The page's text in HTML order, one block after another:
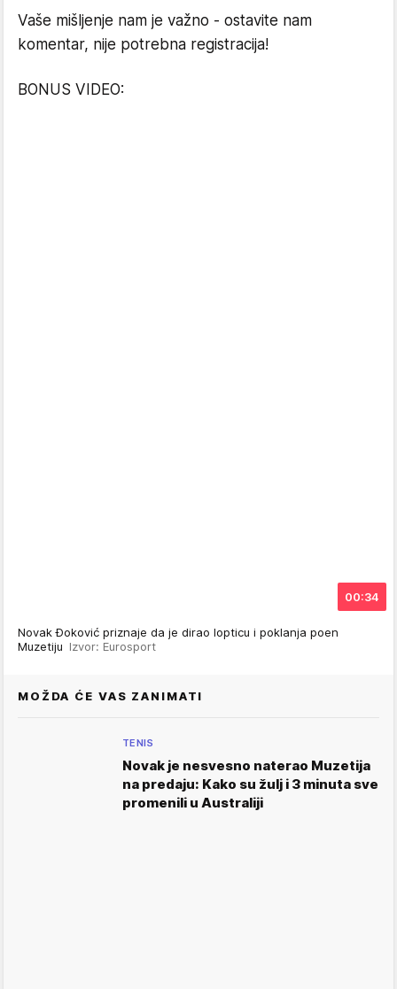
Vaše mišljenje nam je važno - ostavite nam
komentar, nije potrebna registracija!
BONUS VIDEO:
00:34
Novak Đoković priznaje da je dirao lopticu i poklanja poen
Muzetiju Izvor: Eurosport
MOŽDA ĆE VAS ZANIMATI
TENIS
Novak je nesvesno naterao Muzetija
na predaju: Kako su žulj i 3 minuta sve
promenili u Australiji